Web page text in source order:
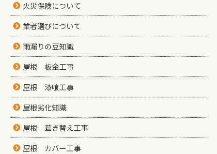
火災保険について
業者選びについて
雨漏りの豆知識
屋根 板金工事
屋根 漆喰工事
屋根劣化知識
屋根 葺き替え工事
屋根 カバー工事